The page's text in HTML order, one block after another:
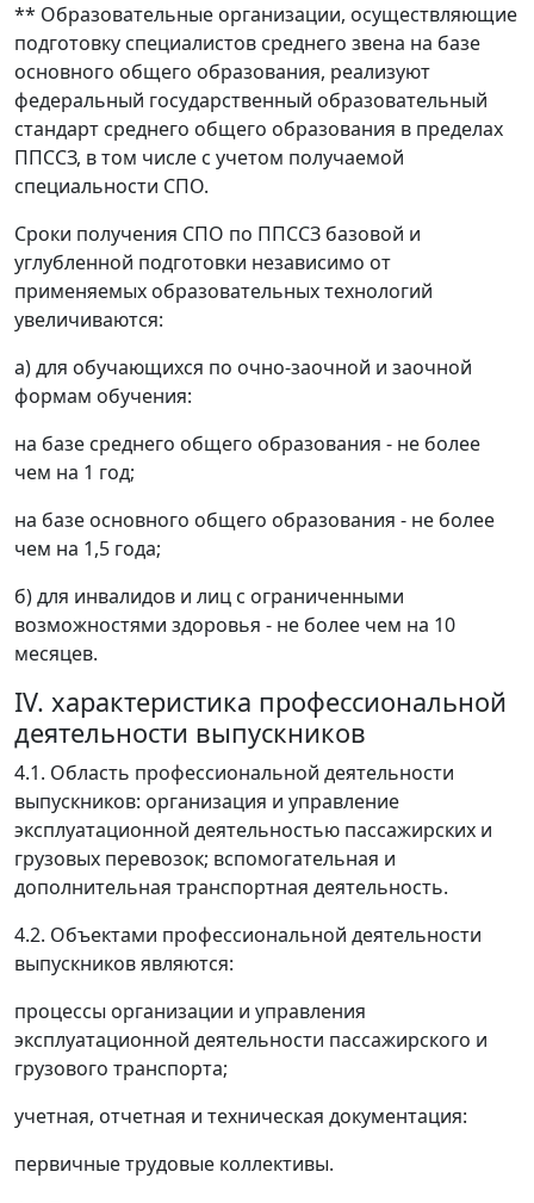
** Образовательные организации, осуществляющие
подготовку специалистов среднего звена на базе
основного общего образования, реализуют
федеральный государственный образовательный
стандарт среднего общего образования в пределах
ППССЗ, в том числе с учетом получаемой
специальности СПО.
Сроки получения СПО по ППССЗ базовой и
углубленной подготовки независимо от
применяемых образовательных технологий
увеличиваются:
а) для обучающихся по очно-заочной и заочной
формам обучения:
на базе среднего общего образования - не более
чем на 1 год;
на базе основного общего образования - не более
чем на 1,5 года;
б) для инвалидов и лиц с ограниченными
возможностями здоровья - не более чем на 10
месяцев.
IV. характеристика профессиональной
деятельности выпускников
4.1. Область профессиональной деятельности
выпускников: организация и управление
эксплуатационной деятельностью пассажирских и
грузовых перевозок; вспомогательная и
дополнительная транспортная деятельность.
4.2. Объектами профессиональной деятельности
выпускников являются:
процессы организации и управления
эксплуатационной деятельности пассажирского и
грузового транспорта;
учетная, отчетная и техническая документация:
первичные трудовые коллективы.